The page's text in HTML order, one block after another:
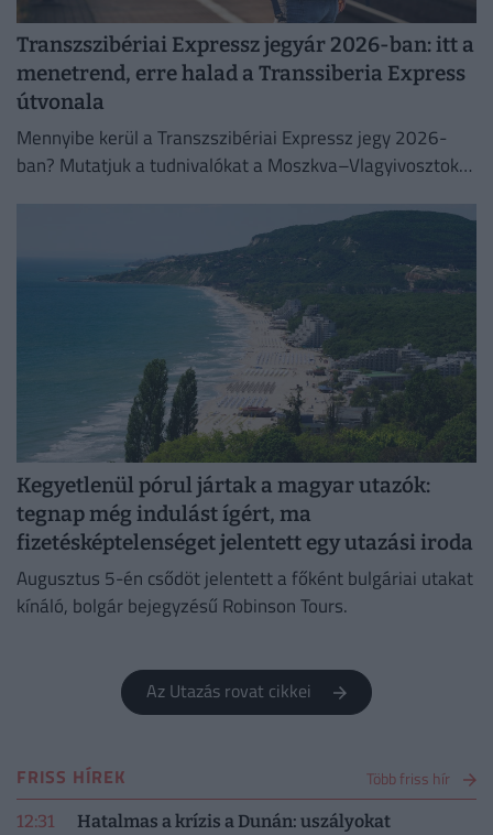
Transzszibériai Expressz jegyár 2026-ban: itt a
menetrend, erre halad a Transsiberia Express
útvonala
Mennyibe kerül a Transzszibériai Expressz jegy 2026-
ban? Mutatjuk a tudnivalókat a Moszkva–Vlagyivosztok
Kegyetlenül pórul jártak a magyar utazók:
tegnap még indulást ígért, ma
fizetésképtelenséget jelentett egy utazási iroda
Augusztus 5-én csődöt jelentett a főként bulgáriai utakat
kínáló, bolgár bejegyzésű Robinson Tours.
Az Utazás rovat cikkei
FRISS HÍREK Több friss hír
12:31
Hatalmas a krízis a Dunán: uszályokat